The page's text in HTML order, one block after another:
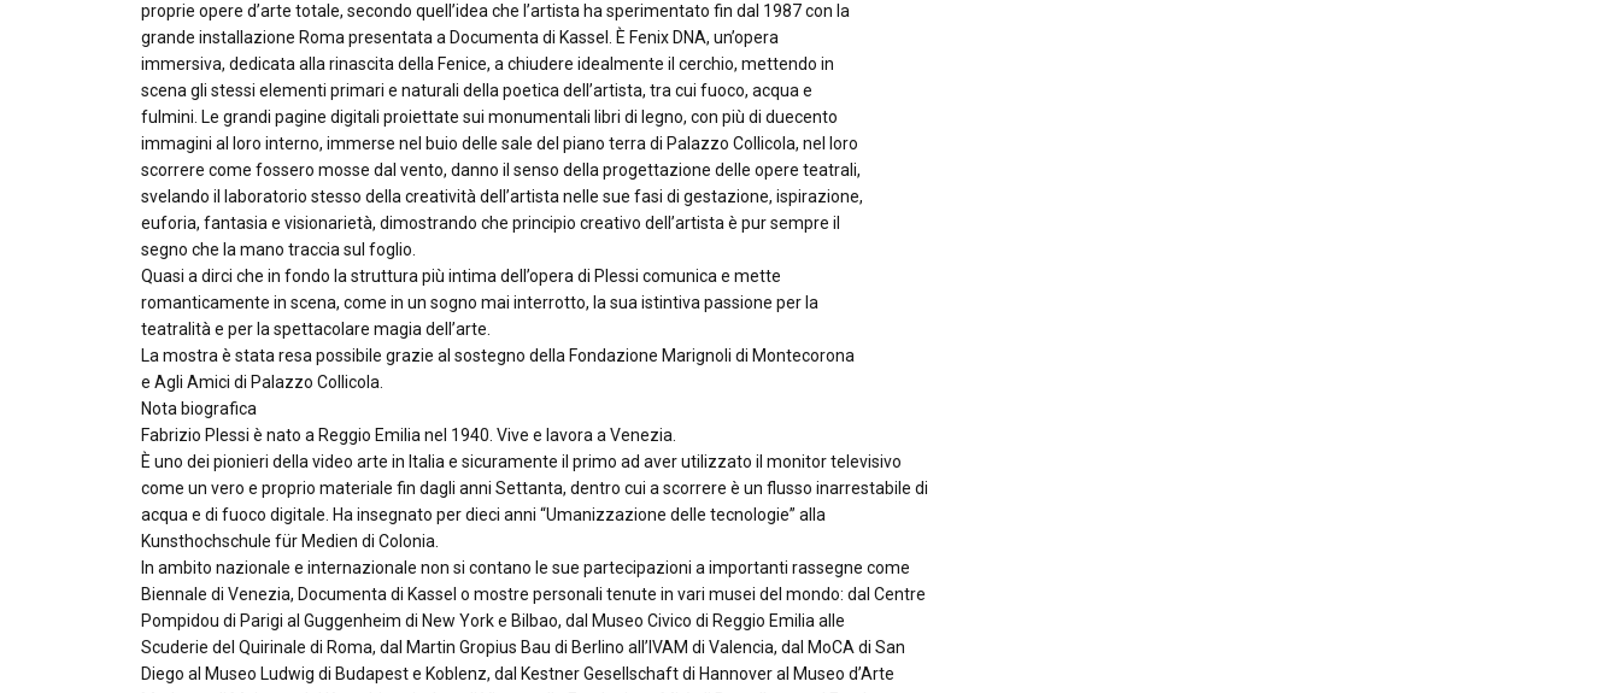
proprie opere d’arte totale, secondo quell’idea che l’artista ha sperimentato fin dal 1987 con la
grande installazione Roma presentata a Documenta di Kassel. È Fenix DNA, un’opera
immersiva, dedicata alla rinascita della Fenice, a chiudere idealmente il cerchio, mettendo in
scena gli stessi elementi primari e naturali della poetica dell’artista, tra cui fuoco, acqua e
fulmini. Le grandi pagine digitali proiettate sui monumentali libri di legno, con più di duecento
immagini al loro interno, immerse nel buio delle sale del piano terra di Palazzo Collicola, nel loro
scorrere come fossero mosse dal vento, danno il senso della progettazione delle opere teatrali,
svelando il laboratorio stesso della creatività dell’artista nelle sue fasi di gestazione, ispirazione,
euforia, fantasia e visionarietà, dimostrando che principio creativo dell’artista è pur sempre il
segno che la mano traccia sul foglio.
Quasi a dirci che in fondo la struttura più intima dell’opera di Plessi comunica e mette
romanticamente in scena, come in un sogno mai interrotto, la sua istintiva passione per la
teatralità e per la spettacolare magia dell’arte.
La mostra è stata resa possibile grazie al sostegno della Fondazione Marignoli di Montecorona
e Agli Amici di Palazzo Collicola.
Nota biografica
Fabrizio Plessi è nato a Reggio Emilia nel 1940. Vive e lavora a Venezia.
È uno dei pionieri della video arte in Italia e sicuramente il primo ad aver utilizzato il monitor televisivo
come un vero e proprio materiale fin dagli anni Settanta, dentro cui a scorrere è un flusso inarrestabile di
acqua e di fuoco digitale. Ha insegnato per dieci anni “Umanizzazione delle tecnologie” alla
Kunsthochschule für Medien di Colonia.
In ambito nazionale e internazionale non si contano le sue partecipazioni a importanti rassegne come
Biennale di Venezia, Documenta di Kassel o mostre personali tenute in vari musei del mondo: dal Centre
Pompidou di Parigi al Guggenheim di New York e Bilbao, dal Museo Civico di Reggio Emilia alle
Scuderie del Quirinale di Roma, dal Martin Gropius Bau di Berlino all’IVAM di Valencia, dal MoCA di San
Diego al Museo Ludwig di Budapest e Koblenz, dal Kestner Gesellschaft di Hannover al Museo d’Arte